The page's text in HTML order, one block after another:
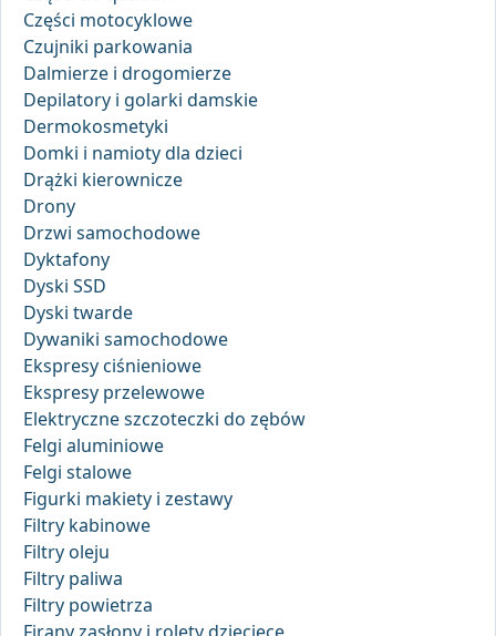
Części motocyklowe
Czujniki parkowania
Dalmierze i drogomierze
Depilatory i golarki damskie
Dermokosmetyki
Domki i namioty dla dzieci
Drążki kierownicze
Drony
Drzwi samochodowe
Dyktafony
Dyski SSD
Dyski twarde
Dywaniki samochodowe
Ekspresy ciśnieniowe
Ekspresy przelewowe
Elektryczne szczoteczki do zębów
Felgi aluminiowe
Felgi stalowe
Figurki makiety i zestawy
Filtry kabinowe
Filtry oleju
Filtry paliwa
Filtry powietrza